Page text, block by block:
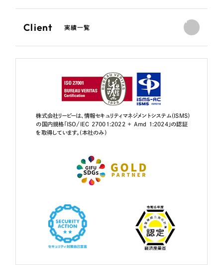
Client 実績一覧
株式会社リーピーは、情報セキュリティマネジメントシステム（ISMS）
の国内規格「ISO/IEC 27001:2022 + Amd 1:2024」の認証
を取得しています。（本社のみ）